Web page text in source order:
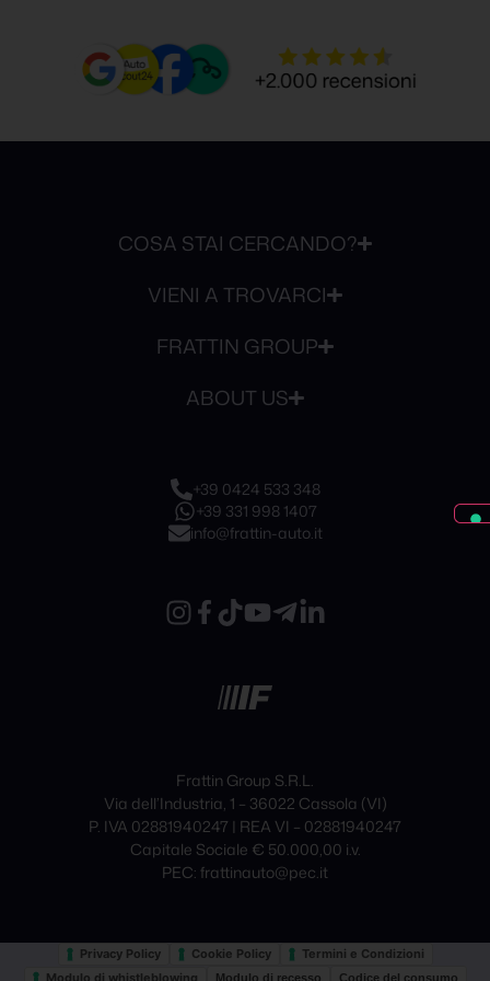
COSA STAI CERCANDO?
VIENI A TROVARCI
FRATTIN GROUP
ABOUT US
+39 0424 533 348
+39 331 998 1407
info@frattin-auto.it
Frattin Group S.R.L.
Via dell’Industria, 1 – 36022 Cassola (VI)
P. IVA 02881940247 | REA VI – 02881940247
Capitale Sociale € 50.000,00 i.v.
PEC: frattinauto@pec.it
Privacy Policy Cookie Policy
Termini e Condizioni
Modulo di whistleblowing
Modulo di recesso Codice del consumo